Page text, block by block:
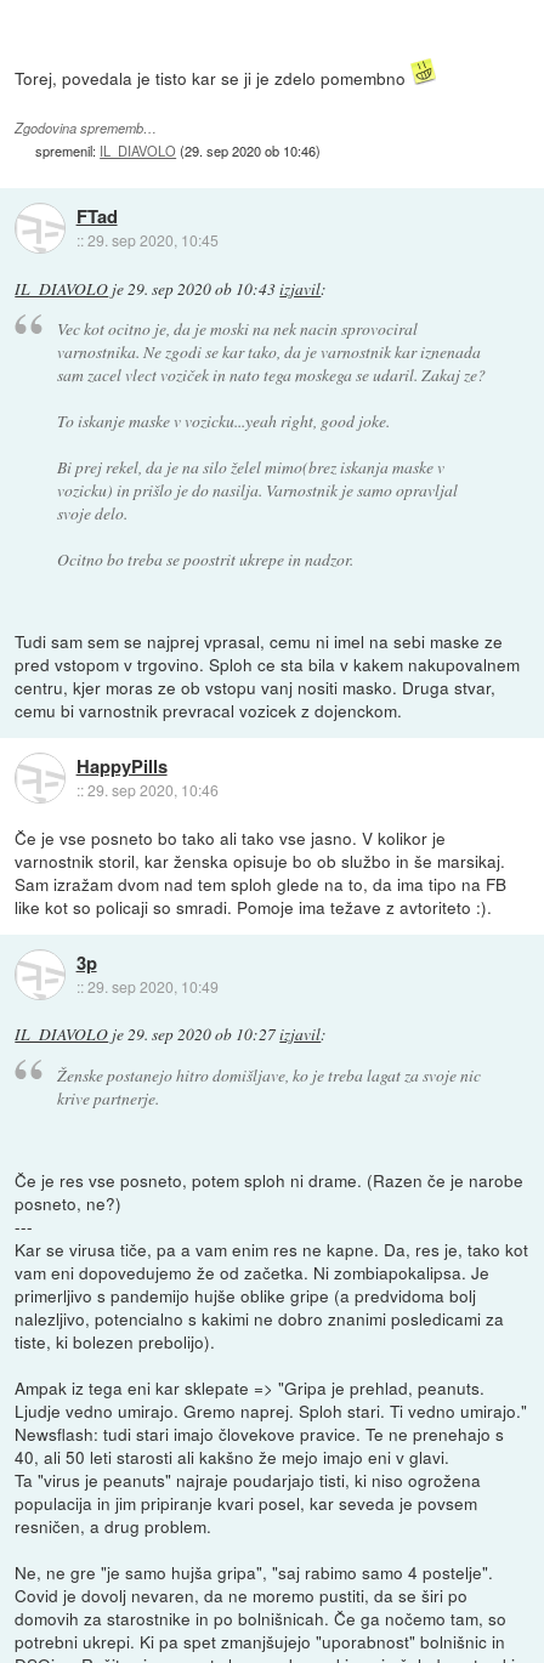
Torej, povedala je tisto kar se ji je zdelo pomembno
Zgodovina sprememb…
spremenil: IL_DIAVOLO(29. sep 2020 ob 10:46)
FTad
::29. sep 2020, 10:45
IL_DIAVOLO je29. sep 2020 ob 10:43izjavil:
Vec kot ocitno je, da je moski na nek nacin sprovociral
varnostnika. Ne zgodi se kar tako, da je varnostnik kar iznenada
sam zacel vlect voziček in nato tega moskega se udaril. Zakaj ze?
To iskanje maske v vozicku...yeah right, good joke.
Bi prej rekel, da je na silo želel mimo(brez iskanja maske v
vozicku) in prišlo je do nasilja. Varnostnik je samo opravljal
svoje delo.
Ocitno bo treba se poostrit ukrepe in nadzor.
Tudi sam sem se najprej vprasal, cemu ni imel na sebi maske ze
pred vstopom v trgovino. Sploh ce sta bila v kakem nakupovalnem
centru, kjer moras ze ob vstopu vanj nositi masko. Druga stvar,
cemu bi varnostnik prevracal vozicek z dojenckom.
HappyPills
::29. sep 2020, 10:46
Če je vse posneto bo tako ali tako vse jasno. V kolikor je
varnostnik storil, kar ženska opisuje bo ob službo in še marsikaj.
Sam izražam dvom nad tem sploh glede na to, da ima tipo na FB
like kot so policaji so smradi. Pomoje ima težave z avtoriteto :).
3p
::29. sep 2020, 10:49
IL_DIAVOLO je29. sep 2020 ob 10:27izjavil:
Ženske postanejo hitro domišljave, ko je treba lagat za svoje nic
krive partnerje.
Če je res vse posneto, potem sploh ni drame. (Razen če je narobe
posneto, ne?)
---
Kar se virusa tiče, pa a vam enim res ne kapne. Da, res je, tako kot
vam eni dopovedujemo že od začetka. Ni zombiapokalipsa. Je
primerljivo s pandemijo hujše oblike gripe (a predvidoma bolj
nalezljivo, potencialno s kakimi ne dobro znanimi posledicami za
tiste, ki bolezen prebolijo).
Ampak iz tega eni kar sklepate => "Gripa je prehlad, peanuts.
Ljudje vedno umirajo. Gremo naprej. Sploh stari. Ti vedno umirajo."
Newsflash: tudi stari imajo človekove pravice. Te ne prenehajo s
40, ali 50 leti starosti ali kakšno že mejo imajo eni v glavi.
Ta "virus je peanuts" najraje poudarjajo tisti, ki niso ogrožena
populacija in jim pripiranje kvari posel, kar seveda je povsem
resničen, a drug problem.
Ne, ne gre "je samo hujša gripa", "saj rabimo samo 4 postelje".
Covid je dovolj nevaren, da ne moremo pustiti, da se širi po
domovih za starostnike in po bolnišnicah. Če ga nočemo tam, so
potrebni ukrepi. Ki pa spet zmanjšujejo "uporabnost" bolnišnic in